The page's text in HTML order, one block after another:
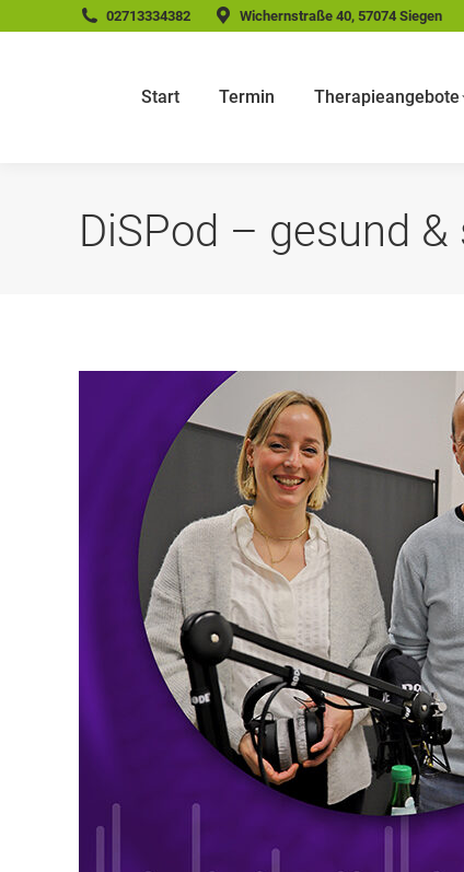
02713334382 Wichernstraße 40, 57074 Siegen
Start Termin Therapieangebote
DiSPod – gesund &